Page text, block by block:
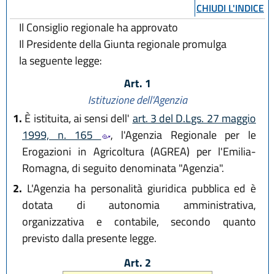
CHIUDI L'INDICE
Il Consiglio regionale ha approvato
Il Presidente della Giunta regionale promulga
la seguente legge:
Art. 1
Istituzione dell'Agenzia
1. È istituita, ai sensi dell' art. 3 del D.Lgs. 27 maggio
1999, n. 165
, l'Agenzia Regionale per le
Erogazioni in Agricoltura (AGREA) per l'Emilia-
Romagna, di seguito denominata "Agenzia".
2. L'Agenzia ha personalità giuridica pubblica ed è
dotata di autonomia amministrativa,
organizzativa e contabile, secondo quanto
previsto dalla presente legge.
Art. 2